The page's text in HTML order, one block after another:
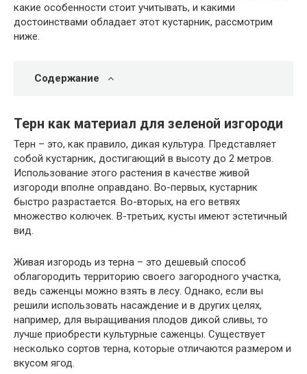
какие особенности стоит учитывать, и какими
достоинствами обладает этот кустарник, рассмотрим
ниже.
Содержание
Терн как материал для зеленой изгороди
Терн – это, как правило, дикая культура. Представляет
собой кустарник, достигающий в высоту до 2 метров.
Использование этого растения в качестве живой
изгороди вполне оправдано. Во-первых, кустарник
быстро разрастается. Во-вторых, на его ветвях
множество колючек. В-третьих, кусты имеют эстетичный
вид.
Живая изгородь из терна – это дешевый способ
облагородить территорию своего загородного участка,
ведь саженцы можно взять в лесу. Однако, если вы
решили использовать насаждение и в других целях,
например, для выращивания плодов дикой сливы, то
лучше приобрести культурные саженцы. Существует
несколько сортов терна, которые отличаются размером и
вкусом ягод.